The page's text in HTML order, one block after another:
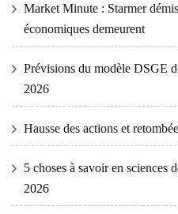
Market Minute : Starmer
économiques demeurent
Prévisions du modèle DSGE
2026
Hausse des actions et
5 choses à savoir en sciences
2026